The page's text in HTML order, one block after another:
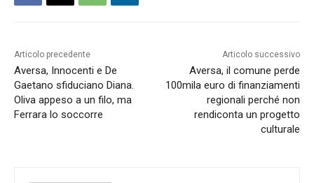
Articolo precedente
Aversa, Innocenti e De
Gaetano sfiduciano Diana.
Oliva appeso a un filo, ma
Ferrara lo soccorre
Articolo successivo
Aversa, il comune perde
100mila euro di finanziamenti
regionali perché non
rendiconta un progetto
culturale